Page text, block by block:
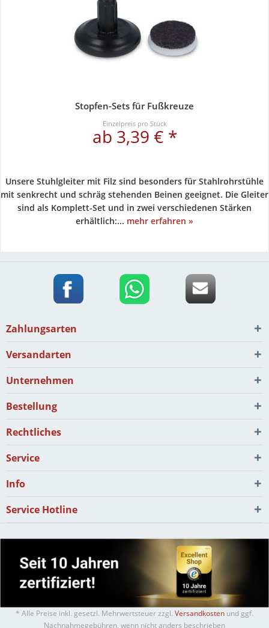
Stopfen-Sets für Fußkreuze
Einzelpreis pro Stück
ab 3,39 € *
Unsere Stuhlgleiter mit Filz sind besonders für Stahlrohrstühle
mit senkrecht und schräg stehenden Beinen geeignet. Die Gleiter
sind als Komplett-Set und in zwei verschiedenen Stärken
erhältlich:... mehr erfahren »
Zahlungsarten
Versandarten
Unternehmen
Bestellung
Rechtliches
Service
Info
Service Hotline
* Alle Preise inkl. gesetzl. Mehrwertsteuer zzgl. Versandkosten und ggf.
Nachnahmegebühren, wenn nicht anders beschrieben